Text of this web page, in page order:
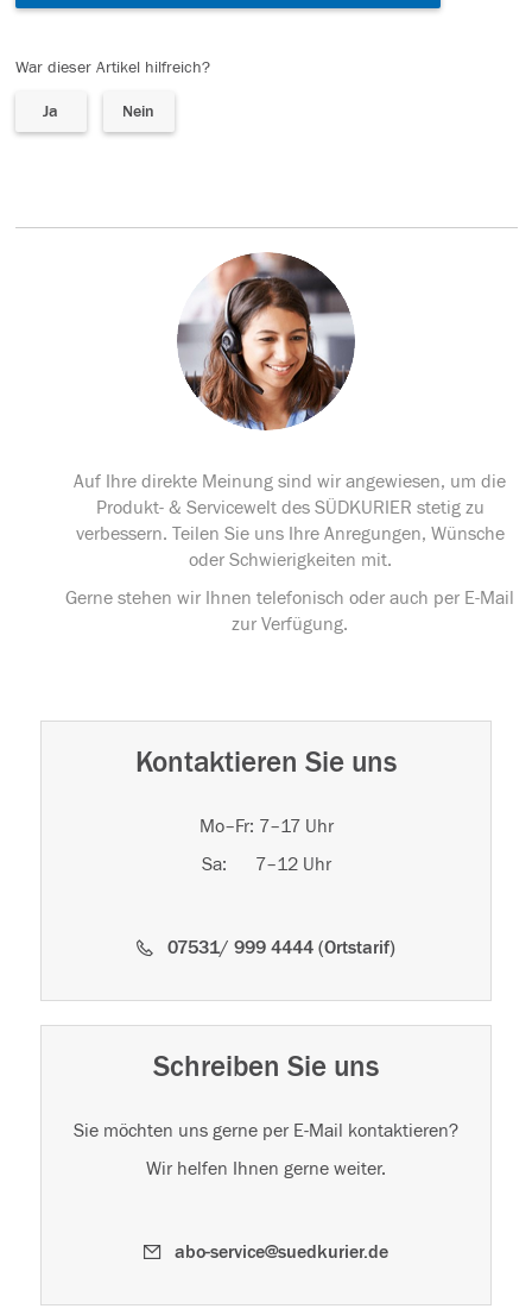
War dieser Artikel hilfreich?
Ja Nein
Auf Ihre direkte Meinung sind wir angewiesen, um die
Produkt- & Servicewelt des SÜDKURIER stetig zu
verbessern. Teilen Sie uns Ihre Anregungen, Wünsche
oder Schwierigkeiten mit.
Gerne stehen wir Ihnen telefonisch oder auch per E-Mail
zur Verfügung.
Kontaktieren Sie uns
Mo–Fr: 7–17 Uhr
Sa: 7–12 Uhr
07531/ 999 4444 (Ortstarif)
Schreiben Sie uns
Sie möchten uns gerne per E-Mail kontaktieren?
Wir helfen Ihnen gerne weiter.
abo-service@suedkurier.de